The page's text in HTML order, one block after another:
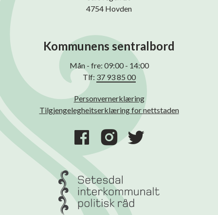
4754 Hovden
Kommunens sentralbord
Mån - fre: 09:00 - 14:00
Tlf: 37 93 85 00
Personvernerklæring
Tilgjengelegheitserklæring for nettstaden